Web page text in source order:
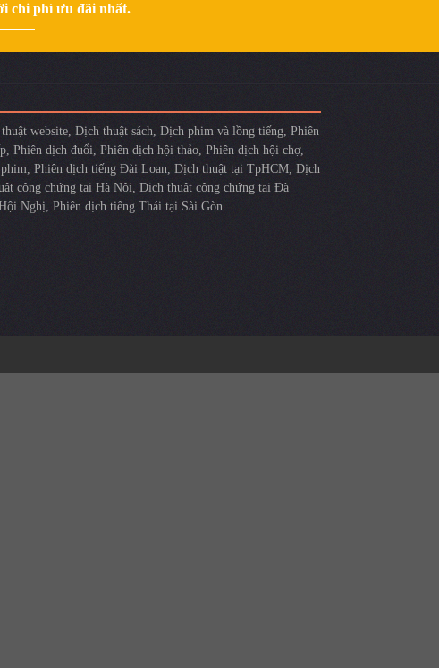
chi phí ưu đãi nhất.
website, Dịch thuật sách, Dịch phim và lồng tiếng, Phiên
, Phiên dịch đuổi, Phiên dịch hội thảo, Phiên dịch hội chợ,
, Phiên dịch tiếng Đài Loan, Dịch thuật tại TpHCM, Dịch
công chứng tại Hà Nội, Dịch thuật công chứng tại Đà
Nghị, Phiên dịch tiếng Thái tại Sài Gòn.